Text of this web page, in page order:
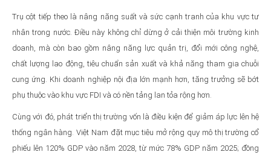
Trụ cột tiếp theo là nâng năng suất và sức cạnh tranh của khu vực tư
nhân trong nước. Điều này không chỉ dừng ở cải thiện môi trường kinh
doanh, mà còn bao gồm nâng năng lực quản trị, đổi mới công nghệ,
chất lượng lao động, tiêu chuẩn sản xuất và khả năng tham gia chuỗi
cung ứng. Khi doanh nghiệp nội địa lớn mạnh hơn, tăng trưởng sẽ bớt
phụ thuộc vào khu vực FDI và có nền tảng lan tỏa rộng hơn.
Cùng với đó, phát triển thị trường vốn là điều kiện để giảm áp lực lên hệ
thống ngân hàng. Việt Nam đặt mục tiêu mở rộng quy mô thị trường cổ
phiếu lên 120% GDP vào năm 2028, từ mức 78% GDP năm 2025; đồng